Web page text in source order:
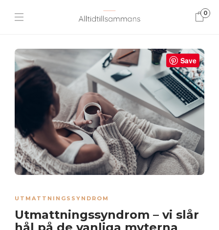
0
Save
UTMATTNINGSSYNDROM
Utmattningssyndrom – vi slår